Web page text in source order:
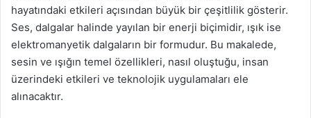
hayatındaki etkileri açısından büyük bir çeşitlilik gösterir.
Ses, dalgalar halinde yayılan bir enerji biçimidir, ışık ise
elektromanyetik dalgaların bir formudur. Bu makalede,
sesin ve ışığın temel özellikleri, nasıl oluştuğu, insan
üzerindeki etkileri ve teknolojik uygulamaları ele
alınacaktır.